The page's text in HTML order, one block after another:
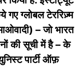
गए ग्लोबल टेररिज़्म
– जो भारत
की सूची में है – के
पार्टी ऑफ़